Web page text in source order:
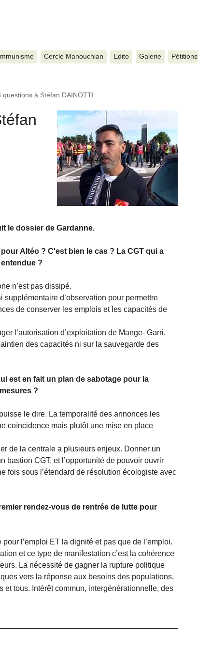
Cercle Manouchian Edito Galerie Pétitions
questions à Stéfan DAINOTTI
le dossier de Gardanne.
Altéo ? C'est bien le cas ? La CGT qui a
?
n’est pas dissipé.
d’observation pour permettre
de conserver les emplois et les capacités de
l’autorisation d’exploitation de Mange- Garri.
des capacités ni sur la sauvegarde des
est en fait un plan de sabotage pour la
?
le dire. La temporalité des annonces les
coïncidence mais plutôt une mise en place
de la centrale a plusieurs enjeux. Donner un
bastion CGT, et l’opportunité de pouvoir ouvrir
fois sous l’étendard de résolution écologiste avec
rendez-vous de rentrée de lutte pour
l’emploi ET la dignité et pas que de l’emploi.
et ce type de manifestation c’est la cohérence
La nécessité de gagner la rupture politique
vers la réponse aux besoins des populations,
et tous. Intérêt commun, intergénérationnelle, des